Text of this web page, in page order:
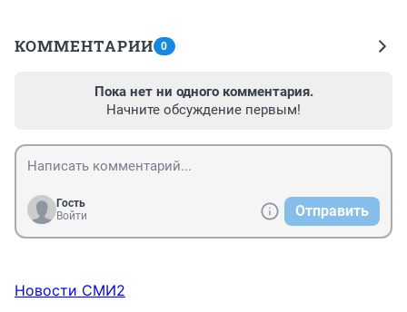
КОММЕНТАРИИ 0
Пока нет ни одного комментария.
Начните обсуждение первым!
Гость
Войти
Отправить
Новости СМИ2